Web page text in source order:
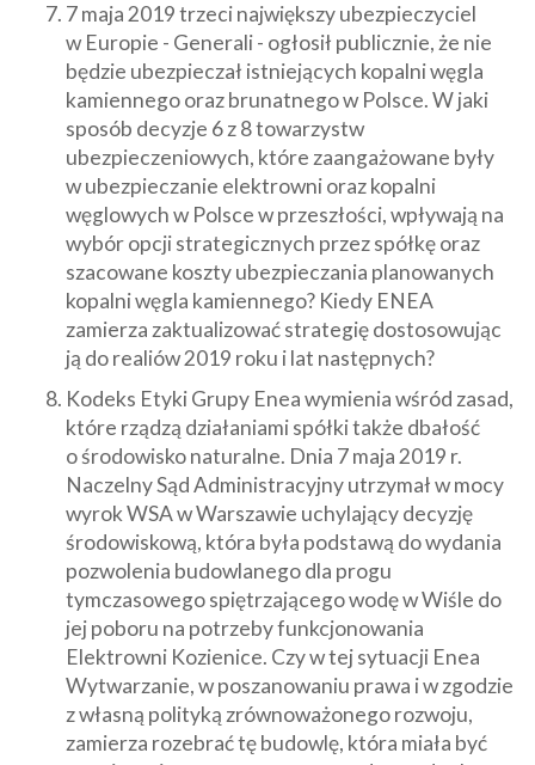
7 maja 2019 trzeci największy ubezpieczyciel
w Europie - Generali - ogłosił publicznie, że nie
będzie ubezpieczał istniejących kopalni węgla
kamiennego oraz brunatnego w Polsce. W jaki
sposób decyzje 6 z 8 towarzystw
ubezpieczeniowych, które zaangażowane były
w ubezpieczanie elektrowni oraz kopalni
węglowych w Polsce w przeszłości, wpływają na
wybór opcji strategicznych przez spółkę oraz
szacowane koszty ubezpieczania planowanych
kopalni węgla kamiennego? Kiedy ENEA
zamierza zaktualizować strategię dostosowując
ją do realiów 2019 roku i lat następnych?
Kodeks Etyki Grupy Enea wymienia wśród zasad,
które rządzą działaniami spółki także dbałość
o środowisko naturalne. Dnia 7 maja 2019 r.
Naczelny Sąd Administracyjny utrzymał w mocy
wyrok WSA w Warszawie uchylający decyzję
środowiskową, która była podstawą do wydania
pozwolenia budowlanego dla progu
tymczasowego spiętrzającego wodę w Wiśle do
jej poboru na potrzeby funkcjonowania
Elektrowni Kozienice. Czy w tej sytuacji Enea
Wytwarzanie, w poszanowaniu prawa i w zgodzie
z własną polityką zrównoważonego rozwoju,
zamierza rozebrać tę budowlę, która miała być